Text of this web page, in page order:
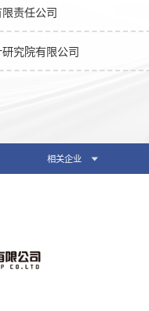
责任公司
究院有限公司
相关企业